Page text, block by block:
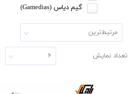
گیم دیاس (Gamedias)
مرتبط‌ترین
تعداد نمایش ۶